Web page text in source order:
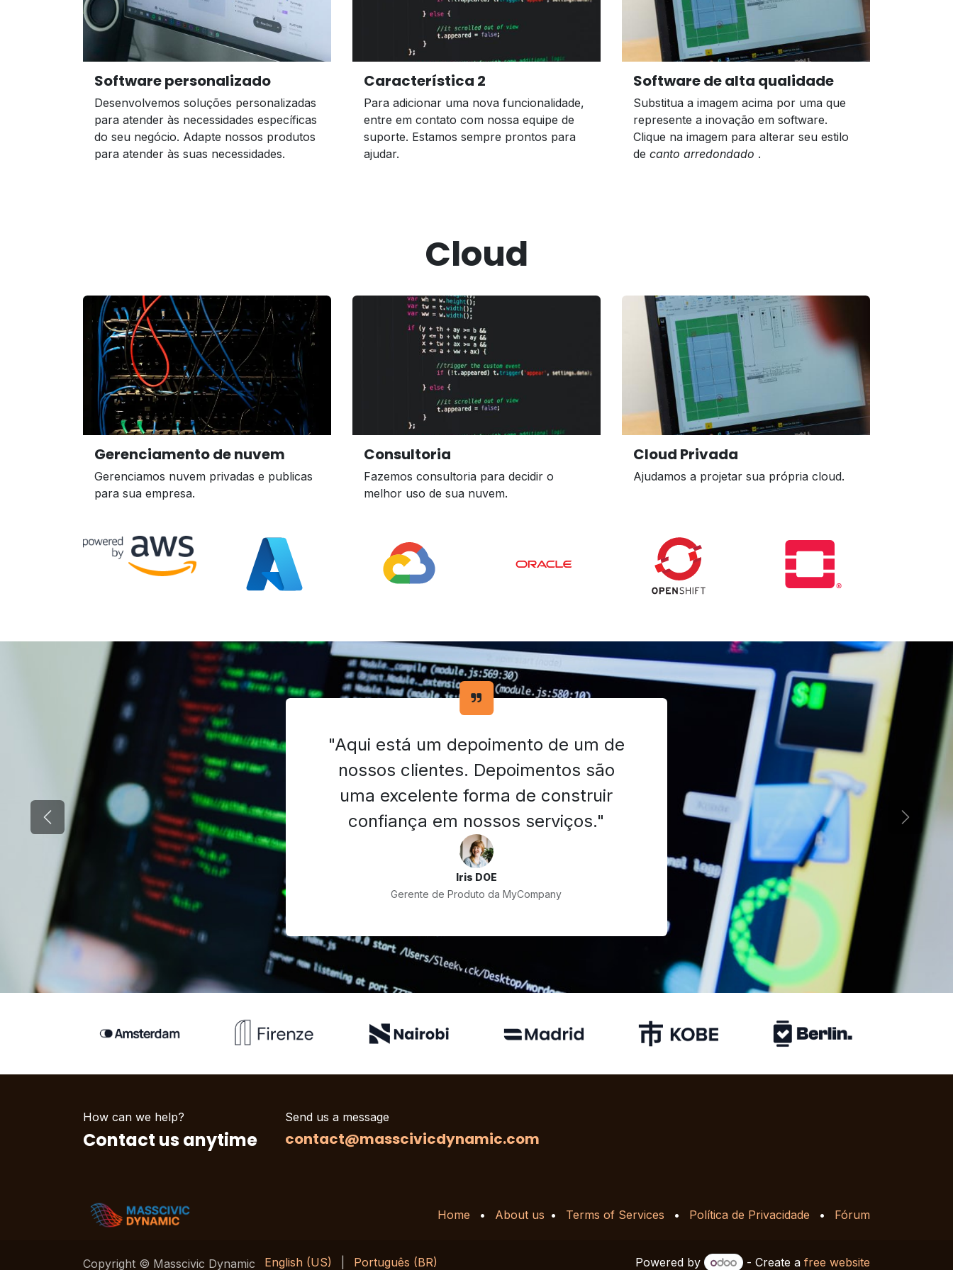
Software personalizado
Desenvolvemos soluções personalizadas
para atender às necessidades específicas
do seu negócio. Adapte nossos produtos
para atender às suas necessidades.
Característica 2
Para adicionar uma nova funcionalidade,
entre em contato com nossa equipe de
suporte. Estamos sempre prontos para
ajudar.
Software de alta qualidade
Substitua a imagem acima por uma que
represente a inovação em software.
Clique na imagem para alterar seu estilo
de canto arredondado .
Cloud
Gerenciamento de nuvem
Gerenciamos nuvem privadas e publicas
para sua empresa.
Consultoria
Fazemos consultoria para decidir o
melhor uso de sua nuvem.
Cloud Privada
Ajudamos a projetar sua própria cloud.
"Aqui está um depoimento de um de
nossos clientes. Depoimentos são
uma excelente forma de construir
confiança em nossos serviços."
Iris DOE
Gerente de Produto da MyCompany
Anterior Próximo
How can we help?
Contact us anytime
Send us a message
contact@masscivicdynamic.com
Home • About us • Terms of Services • Política de Privacidade • Fórum
Copyright © Masscivic Dynamic English (US) Português (BR) Powered by - Create a free website